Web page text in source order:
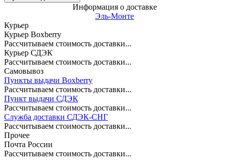
Информация о доставке
Эль-Монте
Курьер
Курьер Boxberry
Рассчитываем стоимость доставки...
Курьер СДЭК
Рассчитываем стоимость доставки...
Самовывоз
Пункты выдачи Boxberry
Рассчитываем стоимость доставки...
Пункт выдачи СДЭК
Рассчитываем стоимость доставки...
Служба доставки СДЭК-СНГ
Рассчитываем стоимость доставки...
Прочее
Почта России
Рассчитываем стоимость доставки...